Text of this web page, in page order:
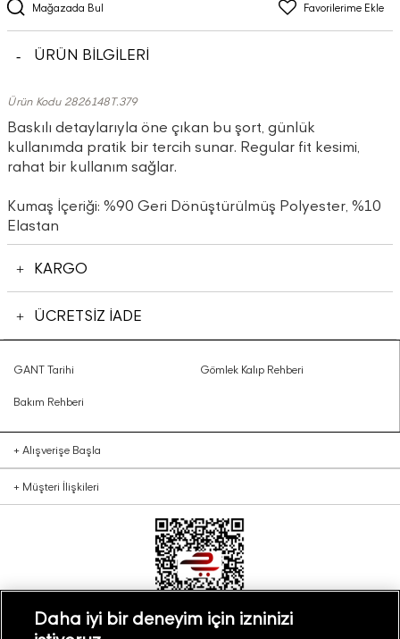
Mağazada Bul Favorilerime Ekle
ÜRÜN BİLGİLERİ
Ürün Kodu 2826148T.379
Baskılı detaylarıyla öne çıkan bu şort, günlük
kullanımda pratik bir tercih sunar. Regular fit kesimi,
rahat bir kullanım sağlar.
Kumaş İçeriği: %90 Geri Dönüştürülmüş Polyester, %10
Elastan
KARGO
ÜCRETSİZ İADE
GANT Tarihi Gömlek Kalıp Rehberi
Bakım Rehberi
+ Alışverişe Başla
+ Müşteri İlişkileri
Daha iyi bir deneyim için izninizi